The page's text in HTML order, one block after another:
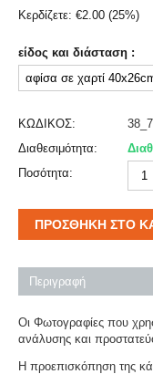
Κερδίζετε: €2.00 (25%)
είδος και διάσταση :
ΚΩΔΙΚΟΣ:
Διαθεσιμότητα:
Ποσότητα:
ΠΡΟΣΘΉΚΗ ΣΤΟ
Περιγραφή
Οι Φωτογραφίες που
ανάλυσης και
Η προεπισκόπηση της